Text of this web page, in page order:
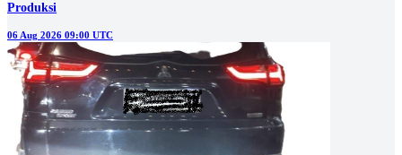
Produksi
06 Aug 2026 09:00 UTC